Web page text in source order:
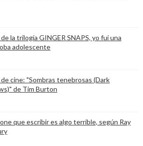
la trilogía GINGER SNAPS, yo fui una
adolescente
cine: "Sombras tenebrosas (Dark
de Tim Burton
que escribir es algo terrible, según Ray